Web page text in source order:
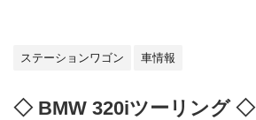
ステーションワゴン 車情報
◇ BMW 320iツーリング ◇